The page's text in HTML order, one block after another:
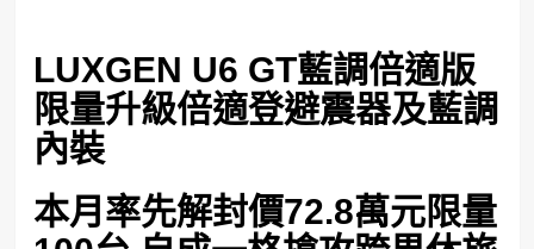
LUXGEN U6 GT藍調倍適版
限量升級倍適登避震器及藍調
內裝
本月率先解封價72.8萬元限量